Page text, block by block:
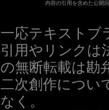
内容の引用を含めた公開
一応テキストブ
引用やリンクは
の無断転載は勘
二次創作につい
なく。